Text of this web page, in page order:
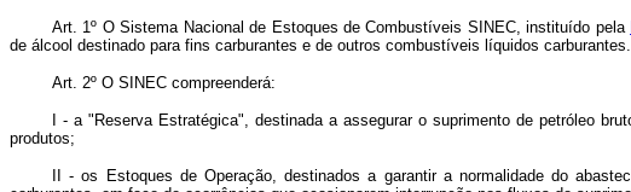
Art. 1º O Sistema Nacional de Estoques de Combustíveis SINEC, instituído pela
de álcool destinado para fins carburantes e de outros combustíveis líquidos carburantes.
Art. 2º O SINEC compreenderá:
I - a "Reserva Estratégica", destinada a assegurar o suprimento de petróleo
produtos;
II - os Estoques de Operação, destinados a garantir a normalidade do